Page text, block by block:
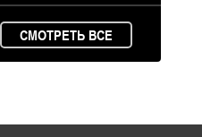
СМОТРЕТЬ ВСЕ